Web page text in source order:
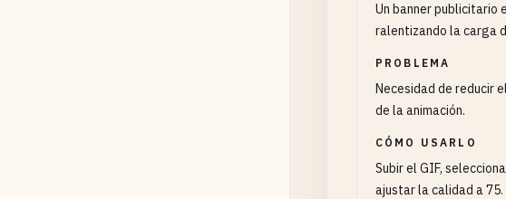
Un banner publicitario
ralentizando la carga
PROBLEMA
Necesidad de reducir
de la animación.
CÓMO USARLO
Subir el GIF,
ajustar la calidad a 75.